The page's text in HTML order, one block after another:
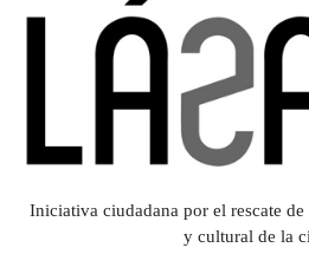
Iniciativa ciudadana por el rescate
y cultural de la